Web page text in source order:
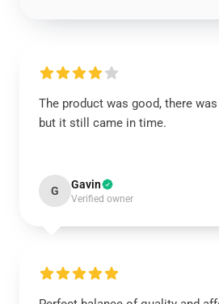
The product was good, there
but it still came in time.
G Gavin
Verified owner